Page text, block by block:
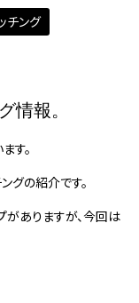
チング
情報。
す。
グの紹介です。
がありますが、今回は